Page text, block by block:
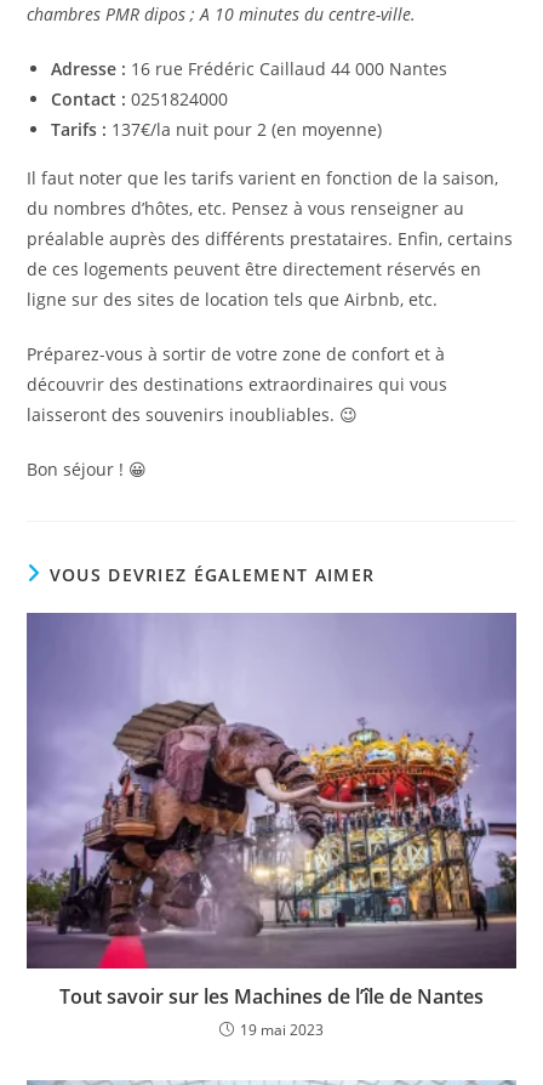
chambres PMR dipos ; A 10 minutes du centre-ville.
Adresse : 16 rue Frédéric Caillaud 44 000 Nantes
Contact :0251824000
Tarifs : 137€/la nuit pour 2 (en moyenne)
Il faut noter que les tarifs varient en fonction de la saison,
du nombres d’hôtes, etc. Pensez à vous renseigner au
préalable auprès des différents prestataires. Enfin, certains
de ces logements peuvent être directement réservés en
ligne sur des sites de location tels que Airbnb, etc.
Préparez-vous à sortir de votre zone de confort et à
découvrir des destinations extraordinaires qui vous
laisseront des souvenirs inoubliables. 😉
Bon séjour ! 😀
VOUS DEVRIEZ ÉGALEMENT AIMER
Tout savoir sur les Machines de l’île de Nantes
19 mai 2023